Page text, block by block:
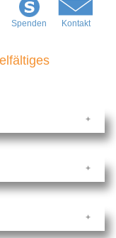
Spenden Kontakt